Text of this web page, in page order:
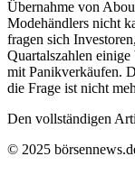
Übernahme von
Modehändlers nicht
fragen sich
Quartalszahlen
mit Panikverkäufen.
die Frage ist nicht
Den vollständigen
© 2025